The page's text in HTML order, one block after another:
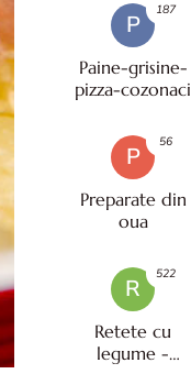
P
Paine-grisine-
pizza-cozonaci
187
P
Preparate din
oua
56
R
Retete cu
legume -
522